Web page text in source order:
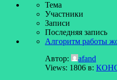
Тема
Участники
Записи
Последняя запись
Алгоритм работы
Автор:
afand
Views: 1806 в: